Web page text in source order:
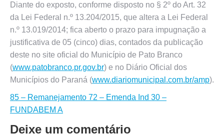
Diante do exposto, conforme disposto no § 2º do Art. 32
da Lei Federal n.º 13.204/2015, que altera a Lei Federal
n.º 13.019/2014; fica aberto o prazo para impugnação a
justificativa de 05 (cinco) dias, contados da publicação
deste no site oficial do Município de Pato Branco
(www.patobranco.pr.gov.br) e no Diário Oficial dos
Municípios do Paraná (www.diariomunicipal.com.br/amp).
85 – Remanejamento 72 – Emenda Ind 30 –
FUNDABEM A
Deixe um comentário